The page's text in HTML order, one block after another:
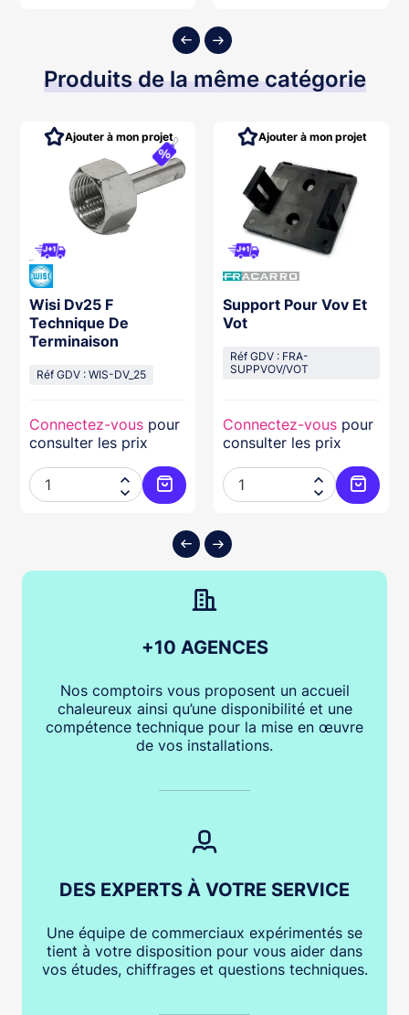
Produits de la même catégorie
au panier
Wisi Dv25 F
Technique De
Terminaison
Réf GDV : WIS-DV_25
Connectez-vous pour
consulter les prix


Ajouter au panier
Ajouter à mon projet
Support Pour Vov Et
Vot
Réf GDV : FRA-
SUPPVOV/VOT
Connectez-vous pour
consulter les prix


Ajouter à mon projet
+10 AGENCES
Nos comptoirs vous proposent un accueil
chaleureux ainsi qu’une disponibilité et une
compétence technique pour la mise en œuvre
de vos installations.
DES EXPERTS À VOTRE SERVICE
Une équipe de commerciaux expérimentés se
tient à votre disposition pour vous aider dans
vos études, chiffrages et questions techniques.